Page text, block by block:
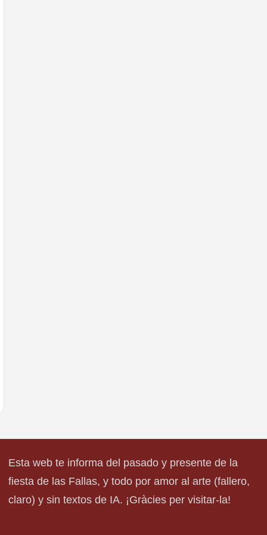
Esta web te informa del pasado y presente de la
fiesta de las Fallas, y todo por amor al arte (fallero,
claro) y sin textos de IA. ¡Gràcies per visitar-la!